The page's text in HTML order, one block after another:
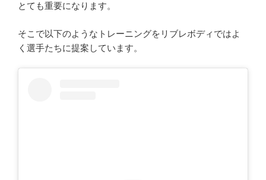
とても重要になります。
そこで以下のようなトレーニングをリブレボディではよ
く選手たちに提案しています。